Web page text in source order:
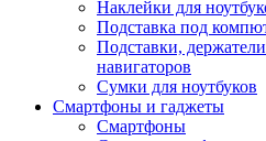
Наклейки для
Подставка под
Подставки,
навигаторов
Сумки для ноутбуков
Смартфоны и гаджеты
Смартфоны